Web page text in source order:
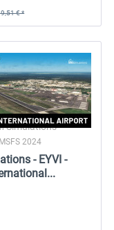
€ *
Simulations
2024
- EYVI -